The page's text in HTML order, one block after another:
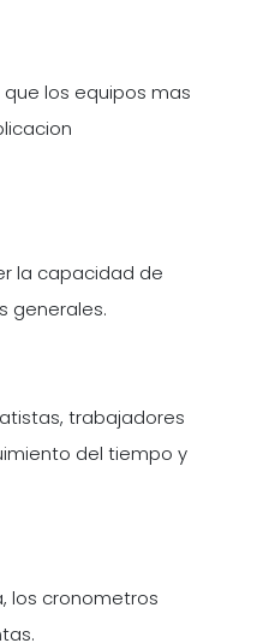
los equipos mas
la capacidad de
generales.
trabajadores
del tiempo y
los cronometros